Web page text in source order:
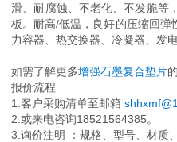
滑、耐腐蚀、不老化、不发脆等
板。耐高/低温，良好的压缩回弹
力容器、热交换器、冷凝器、发
如需了解更多增强石墨复合垫片
报价流程
1.客户采购清单至邮箱
2.或来电咨询18521564385。
3.询价注明 ：规格、型号、材质